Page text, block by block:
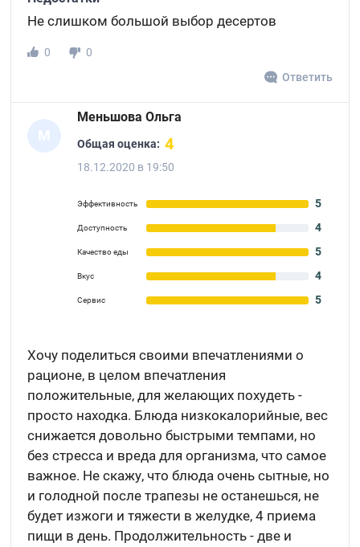
Не слишком большой выбор десертов
0
0
Ответить
М
Меньшова Ольга
Общая оценка: 4
18.12.2020 в 19:50
Эффективность 5
Доступность 4
Качество еды 5
Вкус 4
Сервис 5
Хочу поделиться своими впечатлениями о
рационе, в целом впечатления
положительные, для желающих похудеть -
просто находка. Блюда низкокалорийные, вес
снижается довольно быстрыми темпами, но
без стресса и вреда для организма, что самое
важное. Не скажу, что блюда очень сытные, но
и голодной после трапезы не останешься, не
будет изжоги и тяжести в желудке, 4 приема
пищи в день. Продолжительность - две и